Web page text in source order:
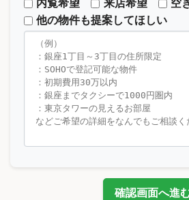
内覧希望 来店希望
空
他の物件も提案してほしい
確認画面へ進